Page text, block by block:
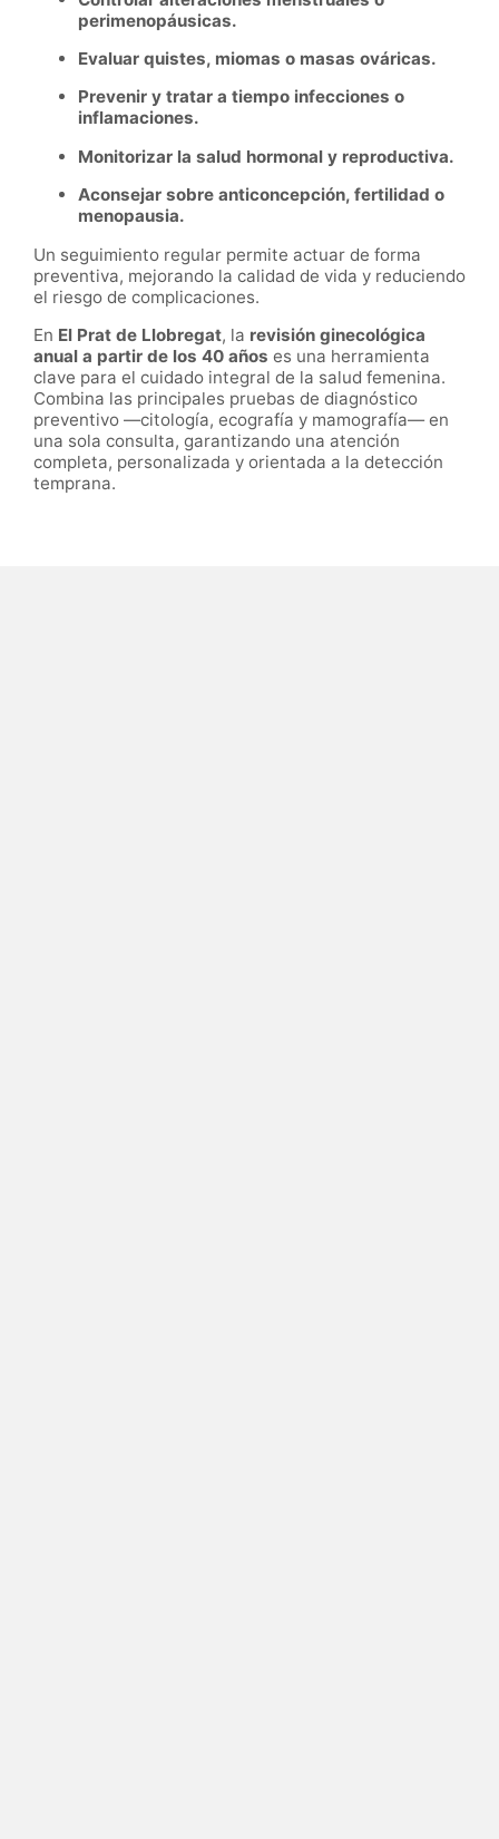
perimenopáusicas.
Evaluar quistes, miomas o masas ováricas.
Prevenir y tratar a tiempo infecciones o
inflamaciones.
Monitorizar la salud hormonal y reproductiva.
Aconsejar sobre anticoncepción, fertilidad o
menopausia.
Un seguimiento regular permite actuar de forma
preventiva, mejorando la calidad de vida y reduciendo
el riesgo de complicaciones.
En El Prat de Llobregat, la revisión ginecológica
anual a partir de los 40 años es una herramienta
clave para el cuidado integral de la salud femenina.
Combina las principales pruebas de diagnóstico
preventivo —citología, ecografía y mamografía— en
una sola consulta, garantizando una atención
completa, personalizada y orientada a la detección
temprana.